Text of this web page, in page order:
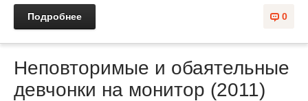
0
Подробнее
Неповторимые и обаятельные
девчонки на монитор (2011)